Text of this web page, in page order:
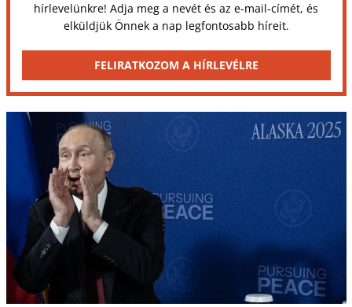
hírlevelünkre! Adja meg a nevét és az e-mail-címét, és
elküldjük Önnek a nap legfontosabb híreit.
FELIRATKOZOM A HÍRLEVÉLRE